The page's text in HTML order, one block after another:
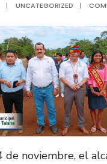
| UNCATEGORIZED |
de noviembre, el